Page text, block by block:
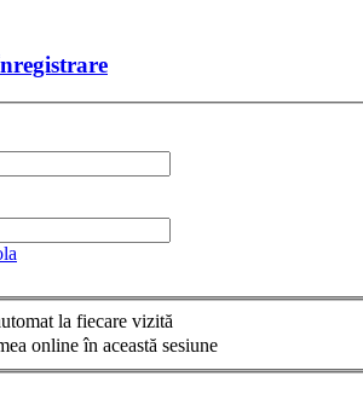
la fiecare vizită
online în această sesiune